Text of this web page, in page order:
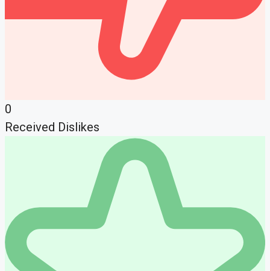
0
Received Dislikes